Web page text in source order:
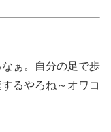
ぁ。自分の足で歩
るやろね～オワコ